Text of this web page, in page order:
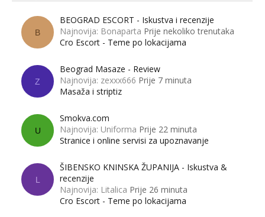
B
BEOGRAD ESCORT - Iskustva i recenzije
Najnovija: Bonaparta Prije nekoliko trenutaka
Cro Escort - Teme po lokacijama
Z
Beograd Masaze - Review
Najnovija: zexxx666 Prije 7 minuta
Masaža i striptiz
U
Smokva.com
Najnovija: Uniforma Prije 22 minuta
Stranice i online servisi za upoznavanje
L
ŠIBENSKO KNINSKA ŽUPANIJA - Iskustva &
recenzije
Najnovija: Litalica Prije 26 minuta
Cro Escort - Teme po lokacijama